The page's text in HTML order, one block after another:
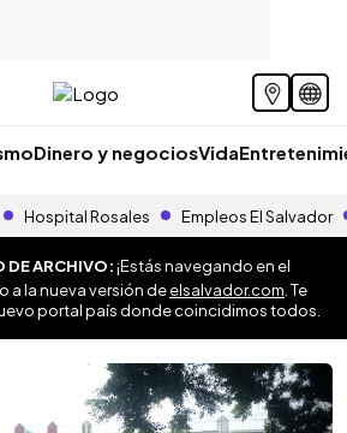
Dinero y negociosVida
Hospital Rosales Empleos El Salvador
DE ARCHIVO:¡Estás navegando en el
a la nueva versión deelsalvador.com . Te
portal país donde coincidimos todos.